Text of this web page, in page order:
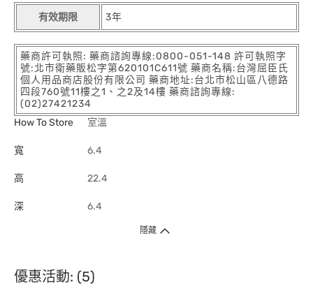
有效期限 3年
藥商許可執照: 藥商諮詢專線:0800-051-148 許可執照字
號:北市衛藥販松字第620101C611號 藥商名稱:台灣屈臣氏
個人用品商店股份有限公司 藥商地址:台北市松山區八德路
四段760號11樓之1、之2及14樓 藥商諮詢專線:
(02)27421234
How To Store
室溫
寬 6.4
高 22.4
深 6.4
隱藏
優惠活動: (5)